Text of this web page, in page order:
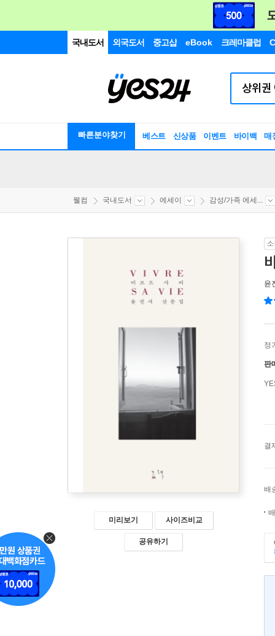
국내도서 외국도서 중고샵 eBook 크레마클럽
빠른분야찾기 베스트 신상품 이벤트 바이백 매
웰컴 국내도서 에세이 감성/가족 에세...
미리보기 사이즈비교
공유하기
윤
정
판
결
배